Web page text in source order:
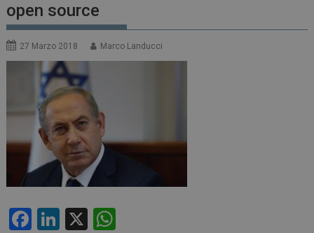
open source
27 Marzo 2018 Marco Landucci
F
Li X